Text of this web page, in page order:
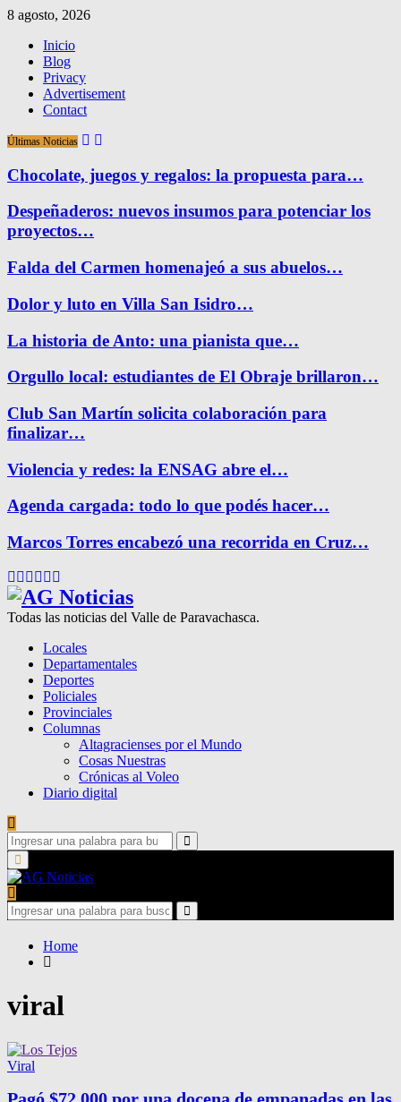
8 agosto, 2026
Inicio
Blog
Privacy
Advertisement
Contact
Últimas Noticias
Chocolate, juegos y regalos: la propuesta para…
Despeñaderos: nuevos insumos para potenciar los
proyectos…
Falda del Carmen homenajeó a sus abuelos…
Dolor y luto en Villa San Isidro…
La historia de Anto: una pianista que…
Orgullo local: estudiantes de El Obraje brillaron…
Club San Martín solicita colaboración para
finalizar…
Violencia y redes: la ENSAG abre el…
Agenda cargada: todo lo que podés hacer…
Marcos Torres encabezó una recorrida en Cruz…
Facebook
Twitter
Instagram
Pinterest
Google
Todas las noticias del Valle de Paravachasca.
Locales
Departamentales
Deportes
Policiales
Provinciales
Columnas
Altagracienses por el Mundo
Cosas Nuestras
Crónicas al Voleo
Diario digital
Search
for:
Search
Primary
Menu
Search
for:
Search
Home
viral
Viral